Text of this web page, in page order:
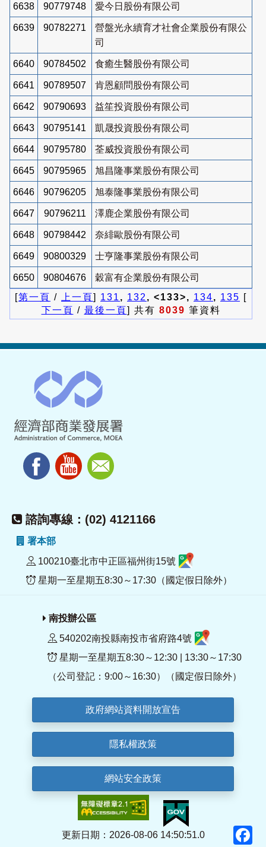
6638 90779748 愛今日股份有限公司
6639 90782271
營盤光永續育才社會企業股份有限公
司
6640 90784502 食癒生醫股份有限公司
6641 90789507 肯恩顧問股份有限公司
6642 90790693 益笙投資股份有限公司
6643 90795141 凱晟投資股份有限公司
6644 90795780 荃威投資股份有限公司
6645 90795965 旭昌隆事業股份有限公司
6646 90796205 旭泰隆事業股份有限公司
6647 90796211 澤鹿企業股份有限公司
6648 90798442 奈緋歐股份有限公司
6649 90800329 士亨隆事業股份有限公司
6650 90804676
穀富有企業股份有限公司
[第一頁 / 上一頁] 131 , 132 , <133>, 134, 135 [
下一頁 / 最後一頁] 共有 8039 筆資料
諮詢專線：(02) 4121166
署本部
100210臺北市中正區福州街15號
星期一至星期五8:30～17:30（國定假日除外）
南投辦公區
540202南投縣南投市省府路4號
星期一至星期五8:30～12:30 | 13:30～17:30
（公司登記：9:00～16:30）（國定假日除外）
政府網站資料開放宣告
隱私權政策
網站安全政策
更新日期：2026-08-06 14:50:51.0